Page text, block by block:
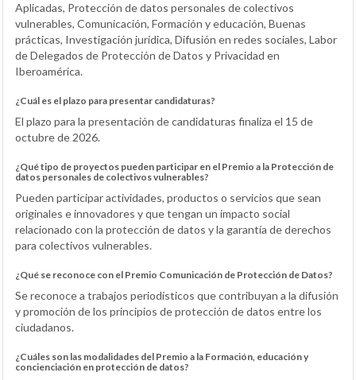
Aplicadas, Protección de datos personales de colectivos
vulnerables, Comunicación, Formación y educación, Buenas
prácticas, Investigación jurídica, Difusión en redes sociales, Labor
de Delegados de Protección de Datos y Privacidad en
Iberoamérica.
¿Cuál es el plazo para presentar candidaturas?
El plazo para la presentación de candidaturas finaliza el 15 de
octubre de 2026.
¿Qué tipo de proyectos pueden participar en el Premio a la Protección de
datos personales de colectivos vulnerables?
Pueden participar actividades, productos o servicios que sean
originales e innovadores y que tengan un impacto social
relacionado con la protección de datos y la garantía de derechos
para colectivos vulnerables.
¿Qué se reconoce con el Premio Comunicación de Protección de Datos?
Se reconoce a trabajos periodísticos que contribuyan a la difusión
y promoción de los principios de protección de datos entre los
ciudadanos.
¿Cuáles son las modalidades del Premio a la Formación, educación y
concienciación en protección de datos?